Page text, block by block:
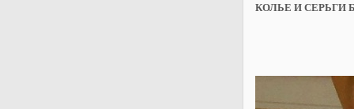
КОЛЬЕ И